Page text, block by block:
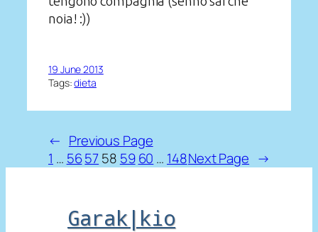
noia! :))
19 June 2013
Tags:dieta
← Previous Page
1 … 565758 59 60 … 148Next Page →
Garak|kio